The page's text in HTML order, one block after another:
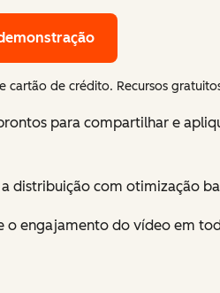
cartão de crédito. Recursos
para compartilhar e
distribuição com otimização
o engajamento do vídeo em